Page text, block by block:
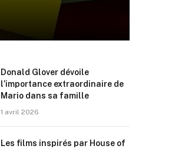
Donald Glover dévoile
l’importance extraordinaire de
Mario dans sa famille
1 avril 2026
Les films inspirés par House of